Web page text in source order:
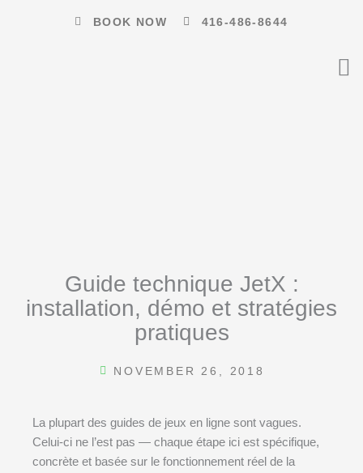
BOOK NOW 416-486-8644
Guide technique JetX :
installation, démo et stratégies
pratiques
NOVEMBER 26, 2018
La plupart des guides de jeux en ligne sont vagues.
Celui-ci ne l’est pas — chaque étape ici est spécifique,
concrète et basée sur le fonctionnement réel de la